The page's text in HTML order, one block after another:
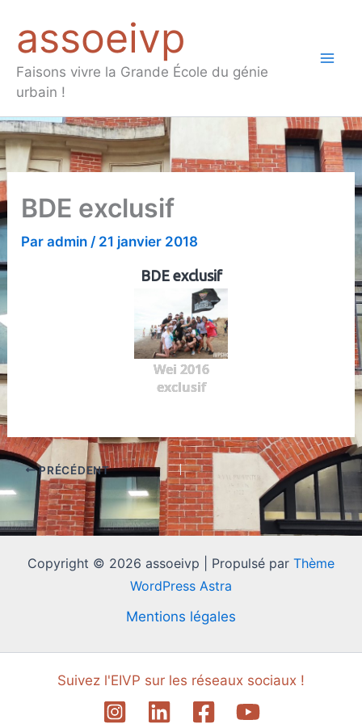
contenu
assoeivp
Faisons vivre la Grande École du génie
urbain !
BDE exclusif
Paradmin / 21 janvier 2018
BDE exclusif
Wei 2016
exclusif
PRÉCÉDENT
Copyright © 2026 assoeivp | Propulsé par Thème
WordPress Astra
Mentions légales
Suivez l'EIVP sur les réseaux sociaux !